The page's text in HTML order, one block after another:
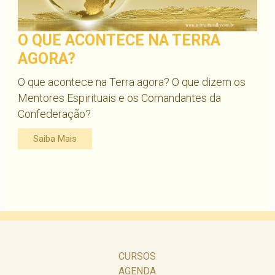
O QUE ACONTECE NA TERRA
AGORA?
O que acontece na Terra agora? O que dizem os
Mentores Espirituais e os Comandantes da
Confederação?
Saiba Mais
CURSOS
AGENDA